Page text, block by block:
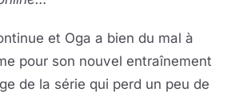
et Oga a bien du mal à
pour son nouvel entraînement
de la série qui perd un peu de